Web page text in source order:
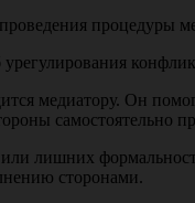
процедуры
медиатору. Он
самостоятельно
или лишних
сторонами.